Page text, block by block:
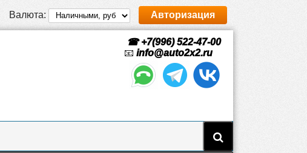
Валюта: Авторизация
☎ +7(996) 522-47-00
📧 info@auto2x2.ru